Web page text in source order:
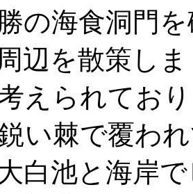
の海食洞門
辺を散策し
えられてお
い棘で覆わ
白池と海岸